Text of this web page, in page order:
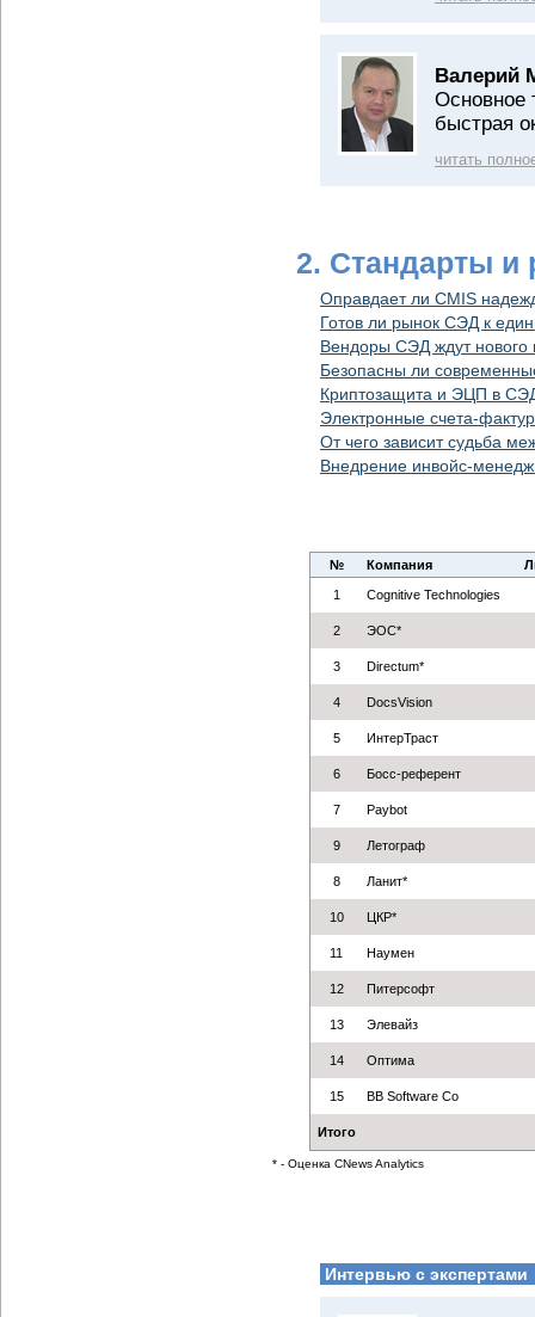
Валерий
Основное
быстрая
читать
2. Стандарты и
Оправдает ли CMIS
Готов ли рынок СЭД к
Вендоры СЭД ждут
Безопасны ли
Криптозащита и ЭЦП в
Электронные счета-
От чего зависит судьба
Внедрение инвойс-
№ Компания
1 Cognitive Technologies
2 ЭОС*
3 Directum*
4 DocsVision
5 ИнтерТраст
6 Босс-референт
7 Paybot
9 Летограф
8 Ланит*
10 ЦКР*
11 Наумен
12 Питерсофт
13 Элевайз
14 Оптима
15 BB Software Co
Итого
* - Оценка CNews Analytics
Интервью с экспертами